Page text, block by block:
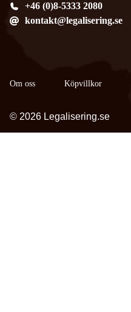
+46 (0)8-5333 2080
kontakt@legalisering.se
© 2026 Legalisering.se
Om oss Köpvillkor